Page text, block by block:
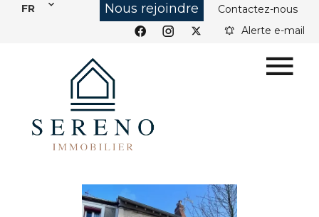
FR Nous rejoindre
Contactez-nous
Alerte e-mail